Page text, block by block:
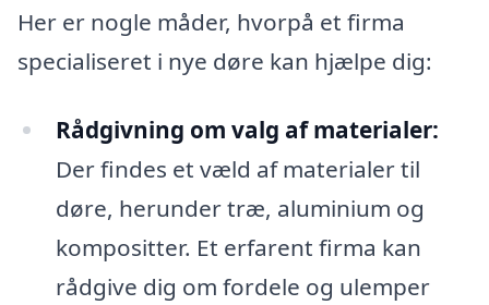
Her er nogle måder, hvorpå et firma
specialiseret i nye døre kan hjælpe dig:
Rådgivning om valg af materialer:
Der findes et væld af materialer til
døre, herunder træ, aluminium og
kompositter. Et erfarent firma kan
rådgive dig om fordele og ulemper